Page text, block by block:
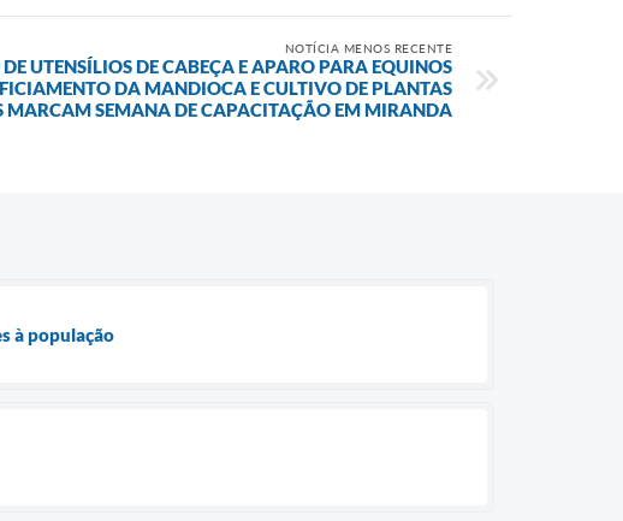
NOTÍCIA MENOS RECENTE
UTENSÍLIOS DE CABEÇA E APARO PARA EQUINOS
DA MANDIOCA E CULTIVO DE PLANTAS
MARCAM SEMANA DE CAPACITAÇÃO EM MIRANDA
à população